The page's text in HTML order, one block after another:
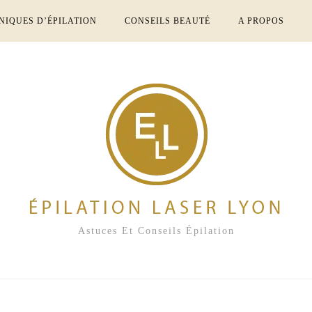
D’ÉPILATION CONSEILS BEAUTÉ A PROPOS
Astuces Et Conseils Épilation